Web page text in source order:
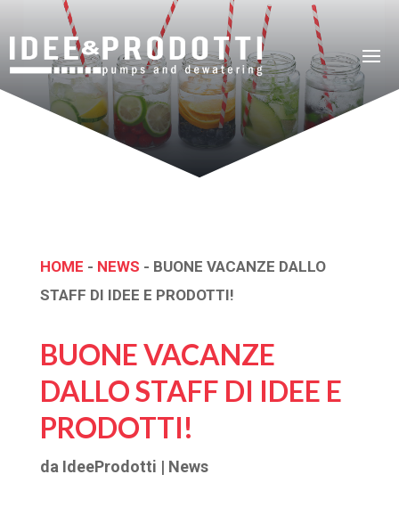
HOME - NEWS - BUONE VACANZE DALLO
STAFF DI IDEE E PRODOTTI!
BUONE VACANZE
DALLO STAFF DI IDEE E
PRODOTTI!
da IdeeProdotti | News